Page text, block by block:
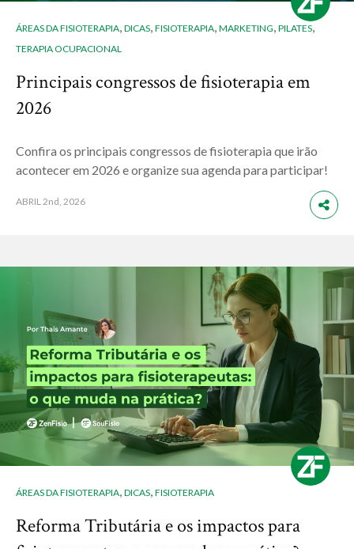
ÁREAS DA FISIOTERAPIA, DICAS, FISIOTERAPIA, MARKETING, PILATES,
TERAPIA OCUPACIONAL
Principais congressos de fisioterapia em
2026
Confira os principais congressos de fisioterapia que irão
acontecer em 2026 e organize sua agenda para participar!
ABRIL2nd, 2026
ÁREAS DA FISIOTERAPIA, DICAS, FISIOTERAPIA
Reforma Tributária e os impactos para